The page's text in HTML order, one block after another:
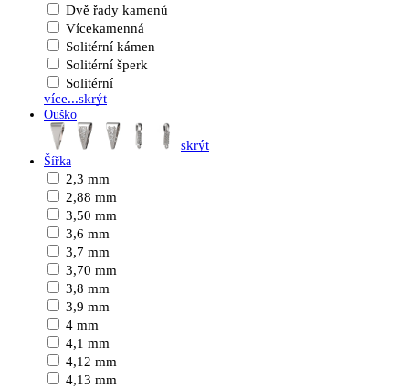
Dvě řady kamenů
Vícekamenná
Solitérní kámen
Solitérní šperk
Solitérní
více...skrýt
Ouško
skrýt
Šířka
2,3 mm
2,88 mm
3,50 mm
3,6 mm
3,7 mm
3,70 mm
3,8 mm
3,9 mm
4 mm
4,1 mm
4,12 mm
4,13 mm